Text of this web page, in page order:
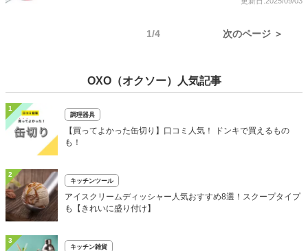
1/4 次のページ ＞
OXO（オクソー）人気記事
1
調理器具
【買ってよかった缶切り】口コミ人気！ ドンキで買えるもの
も！
2
キッチンツール
アイスクリームディッシャー人気おすすめ8選！スクープタイプ
も【きれいに盛り付け】
3
キッチン雑貨